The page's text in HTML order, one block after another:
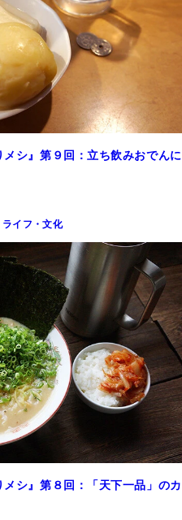
シ』第９回：立ち飲みおでんに
ライフ・文化
シ』第８回：「天下一品」のカ